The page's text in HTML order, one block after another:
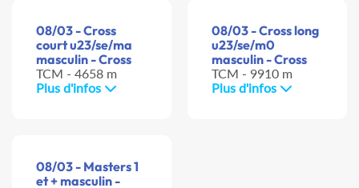
08/03 - Cross
court u23/se/ma
masculin - Cross
TCM - 4658 m
Plus d'infos
08/03 - Cross long
u23/se/m0
masculin - Cross
TCM - 9910 m
Plus d'infos
08/03 - Masters 1
et + masculin -